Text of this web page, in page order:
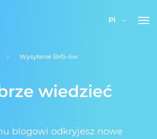
Pl
Wysyłanie SMS-ów
wiedzieć
blogowi odkryjesz nowe